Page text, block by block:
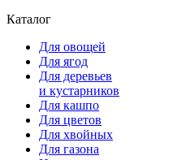
Каталог
Для овощей
Для ягод
Для деревьев
и кустарников
Для кашпо
Для цветов
Для хвойных
Для газона